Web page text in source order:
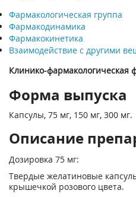
Фармакологическая группа
Фармакодинамика
Фармакокинетика
Взаимодействие с другими
Клинико-фармакологическая
Форма выпуска
Капсулы, 75 мг, 150 мг, 300 мг.
Описание
Дозировка 75 мг:
Твердые желатиновые
крышечкой розового цвета.